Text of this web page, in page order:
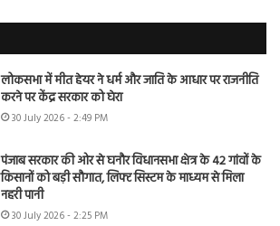
लोकसभा में मीत हेयर ने धर्म और जाति के आधार पर राजनीति
करने पर केंद्र सरकार को घेरा
30 July 2026 - 2:49 PM
पंजाब सरकार की ओर से घनौर विधानसभा क्षेत्र के 42 गांवों के
किसानों को बड़ी सौगात, लिफ्ट सिस्टम के माध्यम से मिला
नहरी पानी
30 July 2026 - 2:25 PM